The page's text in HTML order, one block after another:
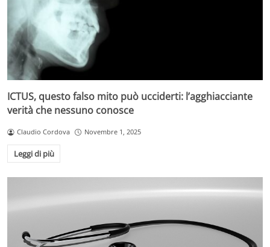
ICTUS, questo falso mito può ucciderti: l’agghiacciante
verità che nessuno conosce
Claudio Cordova Novembre 1, 2025
Leggi di più